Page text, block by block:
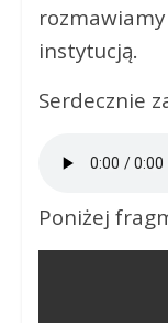
rozmawiamy
instytucją.
Serdecznie
Poniżej